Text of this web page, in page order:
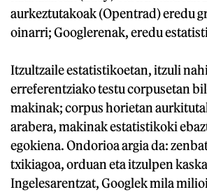
aurkeztutakoak (Opentrad) eredu
oinarri; Googlerenak, eredu
Itzultzaile estatistikoetan, itzuli
erreferentziako testu corpusetan
makinak; corpus horietan
arabera, makinak estatistikoki
egokiena. Ondorioa argia da:
txikiagoa, orduan eta itzulpen
Ingelesarentzat, Googlek mila